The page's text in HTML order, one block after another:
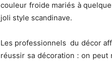
couleur froide mariés à
joli style scandinave.
Les professionnels du décor
réussir sa décoration : on peut